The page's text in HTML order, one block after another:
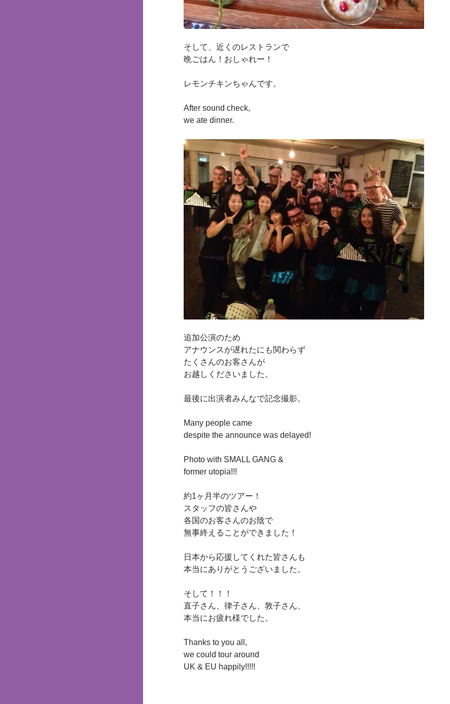
そして、近くのレストランで
晩ごはん！おしゃれー！
レモンチキンちゃんです。
After sound check,
we ate dinner.
追加公演のため
アナウンスが遅れたにも関わらず
たくさんのお客さんが
お越しくださいました。
最後に出演者みんなで記念撮影。
Many people came
despite the announce was delayed!
Photo with SMALL GANG &
former utopia!!!
約1ヶ月半のツアー！
スタッフの皆さんや
各国のお客さんのお陰で
無事終えることができました！
日本から応援してくれた皆さんも
本当にありがとうございました。
そして！！！
直子さん、律子さん、敦子さん、
本当にお疲れ様でした。
Thanks to you all,
we could tour around
UK & EU happily!!!!!